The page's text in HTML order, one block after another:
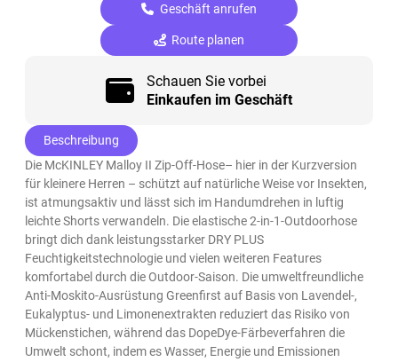
Geschäft anrufen
Route planen
Schauen Sie vorbei
Einkaufen im Geschäft
Beschreibung
Die McKINLEY Malloy II Zip-Off-Hose– hier in der Kurzversion
für kleinere Herren – schützt auf natürliche Weise vor Insekten,
ist atmungsaktiv und lässt sich im Handumdrehen in luftig
leichte Shorts verwandeln. Die elastische 2-in-1-Outdoorhose
bringt dich dank leistungsstarker DRY PLUS
Feuchtigkeitstechnologie und vielen weiteren Features
komfortabel durch die Outdoor-Saison. Die umweltfreundliche
Anti-Moskito-Ausrüstung Greenfirst auf Basis von Lavendel-,
Eukalyptus- und Limonenextrakten reduziert das Risiko von
Mückenstichen, während das DopeDye-Färbeverfahren die
Umwelt schont, indem es Wasser, Energie und Emissionen